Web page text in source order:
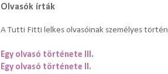
Olvasók írták
A Tutti Fitti lelkes olvasóinak személyes
Egy olvasó története III.
Egy olvasó története II.